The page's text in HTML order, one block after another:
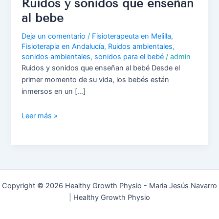
Ruidos y sonidos que enseñan
al bebé
Deja un comentario / Fisioterapeuta en Melilla,
Fisioterapia en Andalucía, Ruidos ambientales,
sonidos ambientales, sonidos para el bebé /admin
Ruidos y sonidos que enseñan al bebé Desde el
primer momento de su vida, los bebés están
inmersos en un […]
Leer más »
Copyright © 2026 Healthy Growth Physio - Maria Jesús Navarro
| Healthy Growth Physio